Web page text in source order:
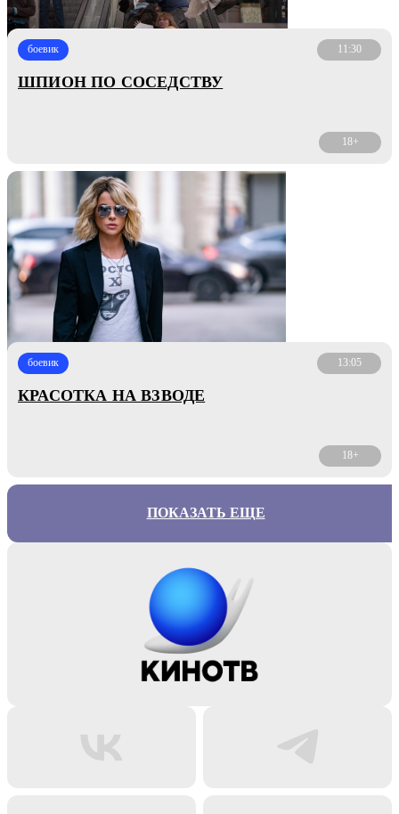
боевик 11:30
ШПИОН ПО СОСЕДСТВУ
18+
боевик 13:05
КРАСОТКА НА ВЗВОДЕ
18+
ПОКАЗАТЬ ЕЩЕ